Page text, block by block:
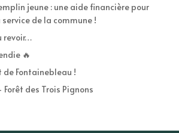
jeune : une aide financière pour
de la commune !
revoir…
🔥
de Fontainebleau !
des Trois Pignons